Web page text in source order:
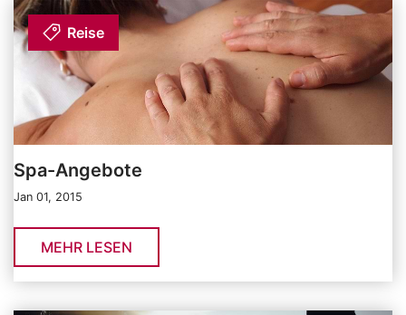
Reise
Spa-Angebote
Jan 01, 2015
MEHR LESEN